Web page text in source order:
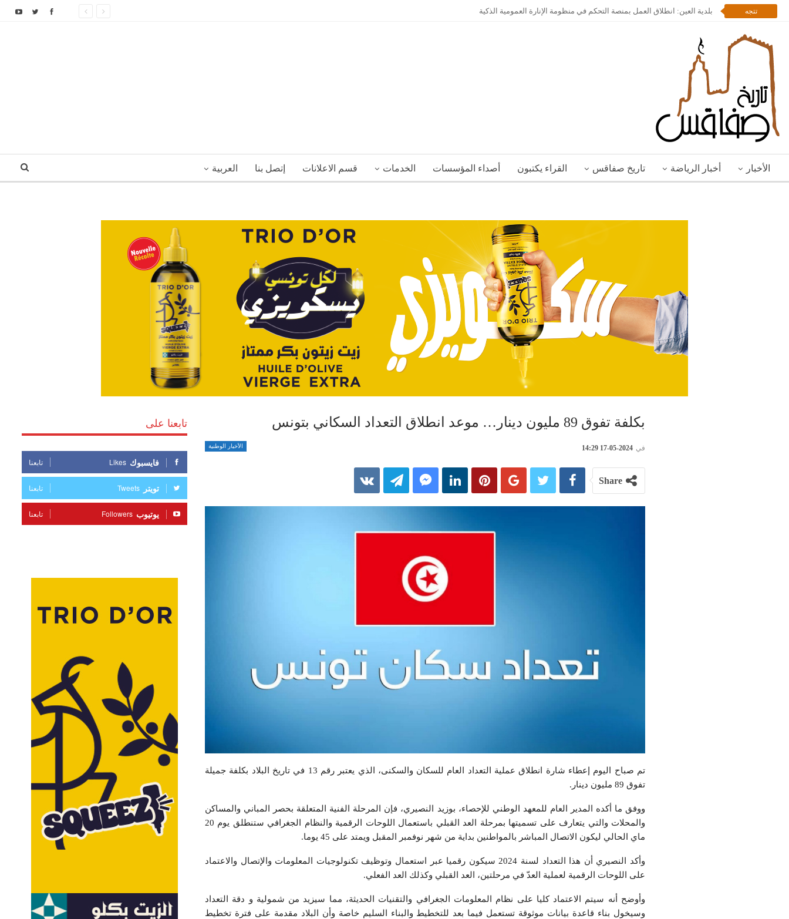
تتجه بلدية العين: انطلاق العمل بمنصة التحكم في منظومة الإنارة العمومية الذكية
الأخبار أخبار الرياضة تاريخ صفاقس القراء يكتبون أصداء المؤسسات الخدمات قسم الاعلانات إتصل بنا العربية
بكلفة تفوق 89 مليون دينار… موعد انطلاق التعداد السكاني بتونس
الأخبار الوطنية في 2024-05-17 14:29
Share
تم صباح اليوم إعطاء شارة انطلاق عملية التعداد العام للسكان والسكنى، الذي يعتبر رقم 13 في تاريخ البلاد بكلفة جميلة
تفوق 89 مليون دينار.
ووفق ما أكده المدير العام للمعهد الوطني للإحصاء، بوزيد النصيري، فإن المرحلة الفنية المتعلقة بحصر المباني والمساكن
والمحلات والتي يتعارف على تسميتها بمرحلة العد القبلي باستعمال اللوحات الرقمية والنظام الجغرافي ستنطلق يوم 20
ماي الحالي ليكون الاتصال المباشر بالمواطنين بداية من شهر نوفمبر المقبل ويمتد على 45 يوما.
وأكد النصيري أن هذا التعداد لسنة 2024 سيكون رقميا عبر استعمال وتوظيف تكنولوجيات المعلومات والإتصال والاعتماد
على اللوحات الرقمية لعملية العدّ في مرحلتين، العد القبلي وكذلك العد الفعلي.
وأوضح أنه سيتم الاعتماد كليا على نظام المعلومات الجغرافي والتقنيات الحديثة، مما سيزيد من شمولية و دقة التعداد
وسيخول بناء قاعدة بيانات موثوقة تستعمل فيما بعد للتخطيط والبناء السليم خاصة وأن البلاد مقدمة على فترة تخطيط
تابعنا على
فايسبوك Likes تابعنا
تويتر Tweets تابعنا
يوتيوب Followers تابعنا